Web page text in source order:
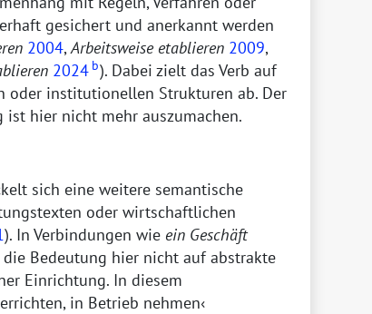
gesichert und anerkannt werden
2004,Arbeitsweise etablieren 2009,
2024 b). Dabei zielt das Verb auf
oder institutionellen Strukturen ab. Der
hier nicht mehr auszumachen.
sich eine weitere semantische
oder wirtschaftlichen
). In Verbindungen wie ein Geschäft
Bedeutung hier nicht auf abstrakte
Einrichtung. In diesem
in Betrieb nehmen